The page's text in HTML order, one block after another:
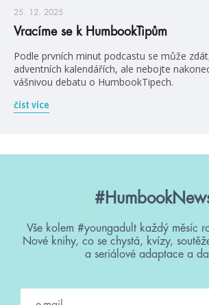
25. 12. 2025
Vracíme se k HumbookTipům
Podle prvních minut podcastu se může
adventních kalendářích, ale nebojte
vášnivou debatu o HumbookTipech.
číst více
Vše kolem #youngadult každý měsíc
Nové knihy, co se chystá, kvízy,
a seriálové adaptace a